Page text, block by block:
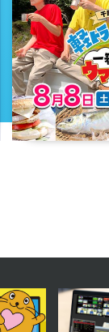
2023
第49
2023